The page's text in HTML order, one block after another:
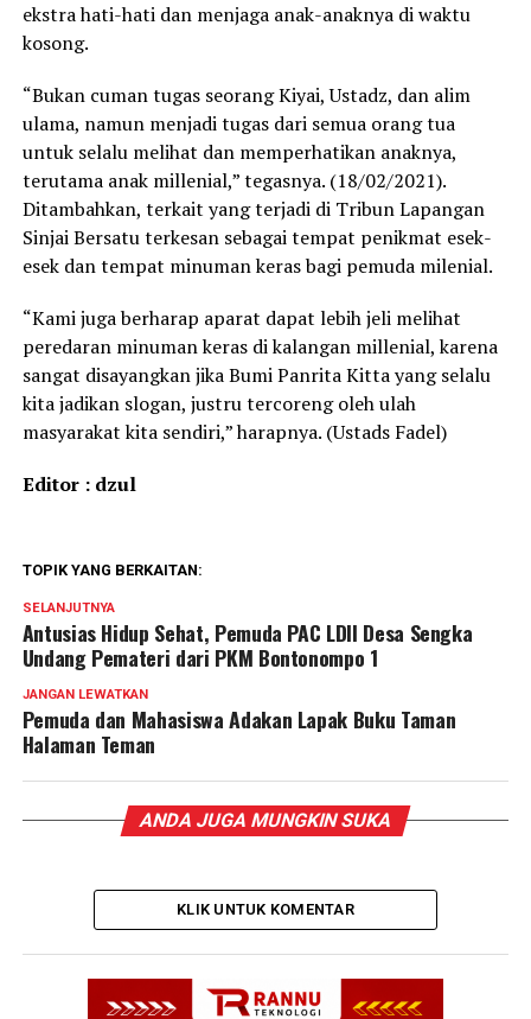
ekstra hati-hati dan menjaga anak-anaknya di waktu
kosong.
“Bukan cuman tugas seorang Kiyai, Ustadz, dan alim
ulama, namun menjadi tugas dari semua orang tua
untuk selalu melihat dan memperhatikan anaknya,
terutama anak millenial,” tegasnya. (18/02/2021).
Ditambahkan, terkait yang terjadi di Tribun Lapangan
Sinjai Bersatu terkesan sebagai tempat penikmat esek-
esek dan tempat minuman keras bagi pemuda milenial.
“Kami juga berharap aparat dapat lebih jeli melihat
peredaran minuman keras di kalangan millenial, karena
sangat disayangkan jika Bumi Panrita Kitta yang selalu
kita jadikan slogan, justru tercoreng oleh ulah
masyarakat kita sendiri,” harapnya. (Ustads Fadel)
Editor : dzul
TOPIK YANG BERKAITAN:
SELANJUTNYA
Antusias Hidup Sehat, Pemuda PAC LDII Desa Sengka
Undang Pemateri dari PKM Bontonompo 1
JANGAN LEWATKAN
Pemuda dan Mahasiswa Adakan Lapak Buku Taman
Halaman Teman
ANDA JUGA MUNGKIN SUKA
KLIK UNTUK KOMENTAR